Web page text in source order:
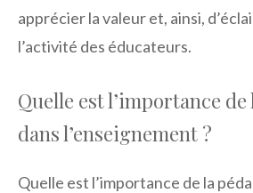
apprécier la valeur et, ainsi,
l’activité des éducateurs.
Quelle est l’importance
dans l’enseignement ?
Quelle est l’importance de la